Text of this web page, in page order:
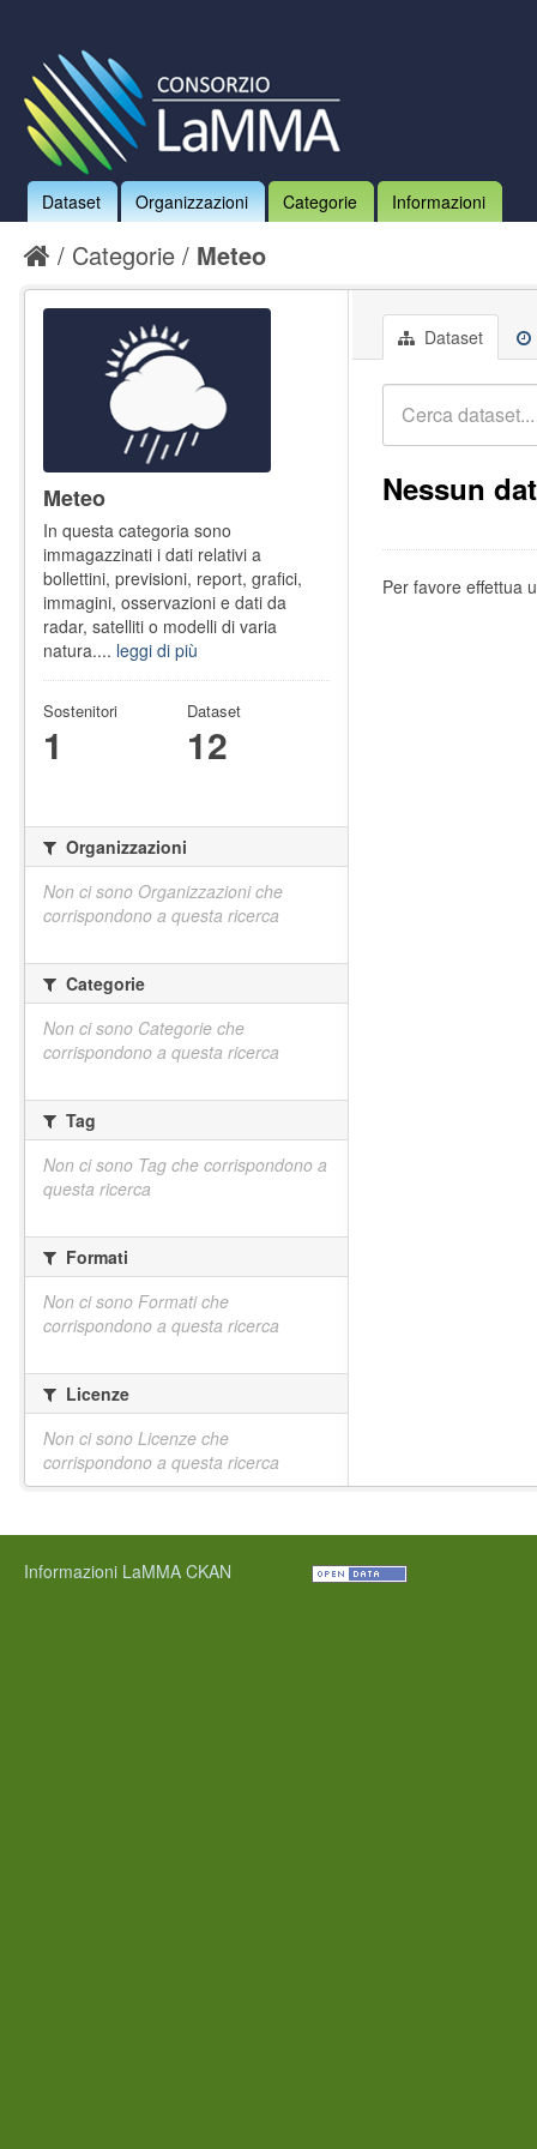
Dataset Organizzazioni Categorie Informazioni
Categorie Meteo
Dataset
Nessun
Per favore effettua
Meteo
In questa categoria sono
immagazzinati i dati relativi a
bollettini, previsioni, report, grafici,
immagini, osservazioni e dati da
radar, satelliti o modelli di varia
natura.... leggi di più
Sostenitori
1
Dataset
12
Organizzazioni
Non ci sono Organizzazioni che
corrispondono a questa ricerca
Categorie
Non ci sono Categorie che
corrispondono a questa ricerca
Tag
Non ci sono Tag che corrispondono a
questa ricerca
Formati
Non ci sono Formati che
corrispondono a questa ricerca
Licenze
Non ci sono Licenze che
corrispondono a questa ricerca
Informazioni LaMMA CKAN